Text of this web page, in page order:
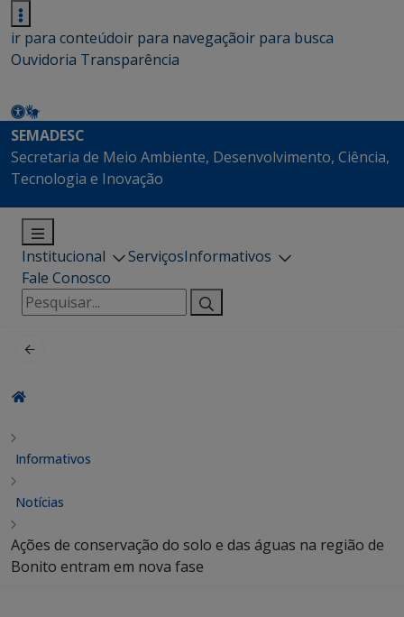
ir para conteúdoir para navegaçãoir para busca
Ouvidoria Transparência
SEMADESC
Secretaria de Meio Ambiente, Desenvolvimento, Ciência,
Tecnologia e Inovação
Institucional ServiçosInformativos
Fale Conosco
Pesquisar
por:
Informativos
Notícias
Ações de conservação do solo e das águas na região de
Bonito entram em nova fase